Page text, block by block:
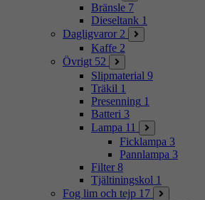
Bränsle 7
Dieseltank 1
Dagligvaror 2
Kaffe 2
Övrigt 52
Slipmaterial 9
Träkil 1
Presenning 1
Batteri 3
Lampa 11
Ficklampa 3
Pannlampa 3
Filter 8
Tjältiningskol 1
Fog lim och tejp 17